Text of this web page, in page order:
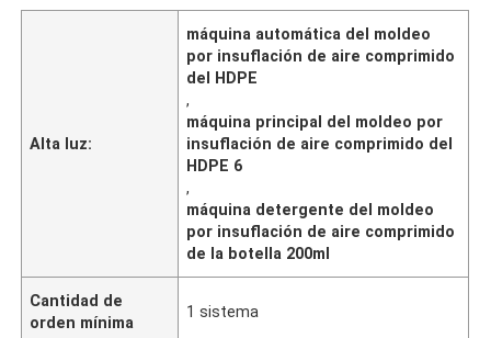
Alta luz:
máquina automática del moldeo
por insuflación de aire comprimido
del HDPE
,
máquina principal del moldeo por
insuflación de aire comprimido del
HDPE 6
,
máquina detergente del moldeo
por insuflación de aire comprimido
de la botella 200ml
Cantidad de
orden mínima
1 sistema